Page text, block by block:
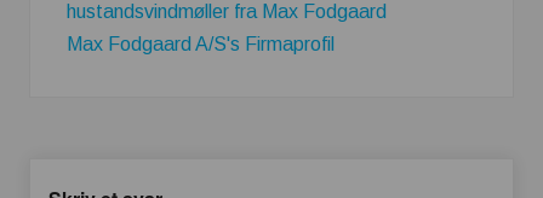
hustandsvindmøller fra Max Fodgaard
Max Fodgaard A/S's Firmaprofil